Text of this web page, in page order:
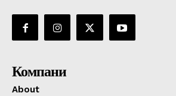
Компани
About